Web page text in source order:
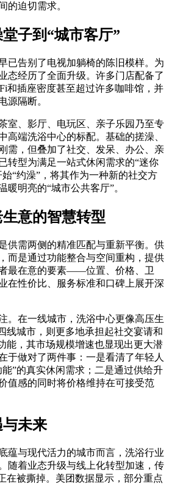
的迫切需求。
子到“城市客厅”
已告别了电视加躺椅的陈旧模样。为
态经历了全面升级。许多门店配备了
和插座密度甚至超过许多咖啡馆，并
源隔断。
室、影厅、电玩区、亲子乐园乃至专
高端洗浴中心的标配。基础的搓澡、
需，但叠加了社交、发呆、办公、亲
转型为满足一站式休闲需求的“迷你
“约澡”，将其作为一种新的社交方
暖明亮的“城市公共客厅”。
意的智慧转型
供需两侧的精准匹配与重新平衡。供
而是通过功能整合与空间重构，提供
最在意的要素——位置、价格、卫
性价比、服务标准和口碑上展开深
。在一线城市，洗浴中心更像高压生
线城市，则更多地承担起社交宴请和
能，其市场规模增速也显现出更大潜
于做对了两件事：一是看清了年轻人
”的真实休闲需求；二是通过供给升
值感的同时将价格维持在可接受范
未来
蕴与现代活力的城市而言，洗浴行业
随着业态升级与线上化转型加速，传
在被撕掉。美团数据显示，部分重点